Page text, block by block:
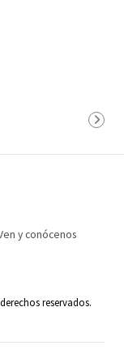
y conócenos
reservados.